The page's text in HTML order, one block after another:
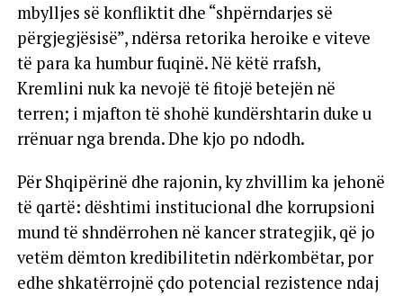
mbylljes së konfliktit dhe “shpërndarjes së
përgjegjësisë”, ndërsa retorika heroike e viteve
të para ka humbur fuqinë. Në këtë rrafsh,
Kremlini nuk ka nevojë të fitojë betejën në
terren; i mjafton të shohë kundërshtarin duke u
rrënuar nga brenda. Dhe kjo po ndodh.
Për Shqipërinë dhe rajonin, ky zhvillim ka jehonë
të qartë: dështimi institucional dhe korrupsioni
mund të shndërrohen në kancer strategjik, që jo
vetëm dëmton kredibilitetin ndërkombëtar, por
edhe shkatërrojnë çdo potencial rezistence ndaj